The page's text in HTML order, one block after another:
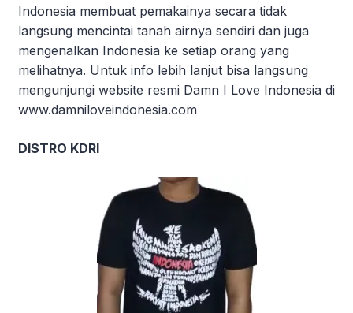
Indonesia membuat pemakainya secara tidak
langsung mencintai tanah airnya sendiri dan juga
mengenalkan Indonesia ke setiap orang yang
melihatnya. Untuk info lebih lanjut bisa langsung
mengunjungi website resmi Damn I Love Indonesia di
www.damniloveindonesia.com
DISTRO KDRI